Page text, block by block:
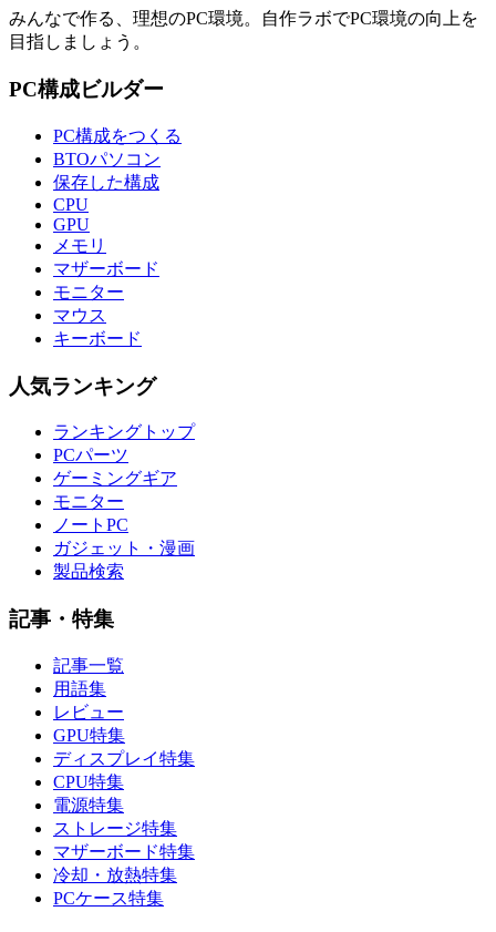
みんなで作る、理想のPC環境。 自作ラボでPC環境の向上を
目指しましょう。
PC構成ビルダー
PC構成をつくる
BTOパソコン
保存した構成
CPU
GPU
メモリ
マザーボード
モニター
マウス
キーボード
人気ランキング
ランキングトップ
PCパーツ
ゲーミングギア
モニター
ノートPC
ガジェット・漫画
製品検索
記事・特集
記事一覧
用語集
レビュー
GPU特集
ディスプレイ特集
CPU特集
電源特集
ストレージ特集
マザーボード特集
冷却・放熱特集
PCケース特集